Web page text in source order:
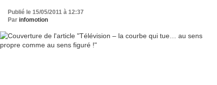
Publié le 15/05/2011 à 12:37
Par infomotion